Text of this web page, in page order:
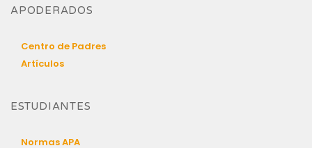
APODERADOS
Centro de Padres
Artículos
ESTUDIANTES
Normas APA